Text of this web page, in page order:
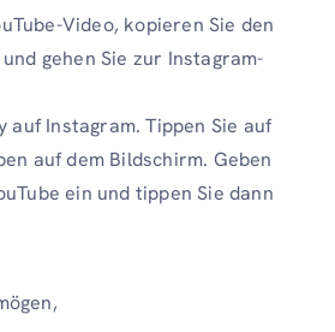
Video, kopieren Sie den
gehen Sie zur Instagram-
auf Instagram. Tippen Sie auf
auf dem Bildschirm. Geben
ein und tippen Sie dann